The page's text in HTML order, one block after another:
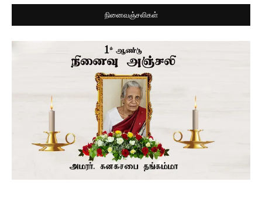
நினைவஞ்சலிகள்